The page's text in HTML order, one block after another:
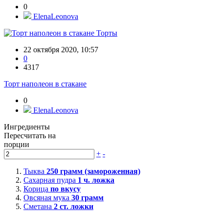
0
ElenaLeonova
Торты
22 октября 2020, 10:57
0
4317
Торт наполеон в стакане
0
ElenaLeonova
Ингредиенты
Пересчитать на
порции
+ -
Тыква 250 грамм (замороженная)
Сахарная пудра 1 ч. ложка
Корица по вкусу
Овсяная мука 30 грамм
Сметана 2 ст. ложки